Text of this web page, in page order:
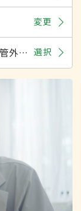
変更
日本血管外科学会心臓血管外科専門医 選択